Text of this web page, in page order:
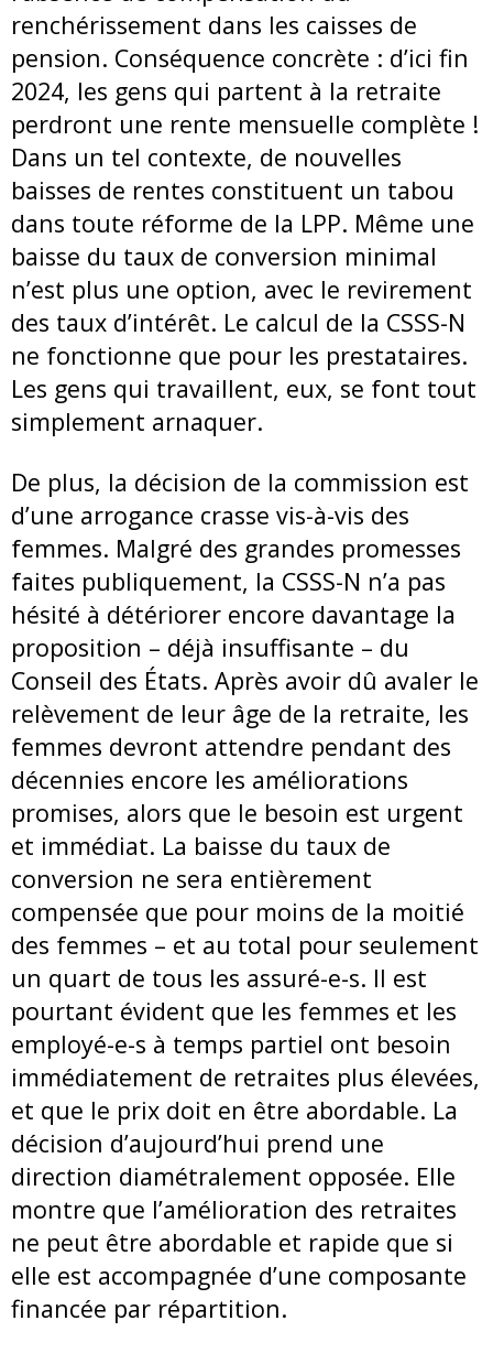
renchérissement dans les caisses de
pension. Conséquence concrète : d’ici fin
2024, les gens qui partent à la retraite
perdront une rente mensuelle complète !
Dans un tel contexte, de nouvelles
baisses de rentes constituent un tabou
dans toute réforme de la LPP. Même une
baisse du taux de conversion minimal
n’est plus une option, avec le revirement
des taux d’intérêt. Le calcul de la CSSS-N
ne fonctionne que pour les prestataires.
Les gens qui travaillent, eux, se font tout
simplement arnaquer.
De plus, la décision de la commission est
d’une arrogance crasse vis-à-vis des
femmes. Malgré des grandes promesses
faites publiquement, la CSSS-N n’a pas
hésité à détériorer encore davantage la
proposition – déjà insuffisante – du
Conseil des États. Après avoir dû avaler le
relèvement de leur âge de la retraite, les
femmes devront attendre pendant des
décennies encore les améliorations
promises, alors que le besoin est urgent
et immédiat. La baisse du taux de
conversion ne sera entièrement
compensée que pour moins de la moitié
des femmes – et au total pour seulement
un quart de tous les assuré-e-s. Il est
pourtant évident que les femmes et les
employé-e-s à temps partiel ont besoin
immédiatement de retraites plus élevées,
et que le prix doit en être abordable. La
décision d’aujourd’hui prend une
direction diamétralement opposée. Elle
montre que l’amélioration des retraites
ne peut être abordable et rapide que si
elle est accompagnée d’une composante
financée par répartition.